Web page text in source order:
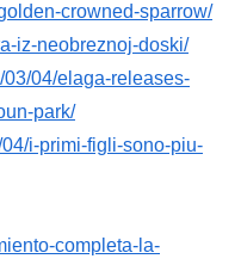
crowned-sparrow/
iz-neobreznoj-doski/
04/elaga-releases-
park/
i-primi-figli-sono-piu-
completa-la-